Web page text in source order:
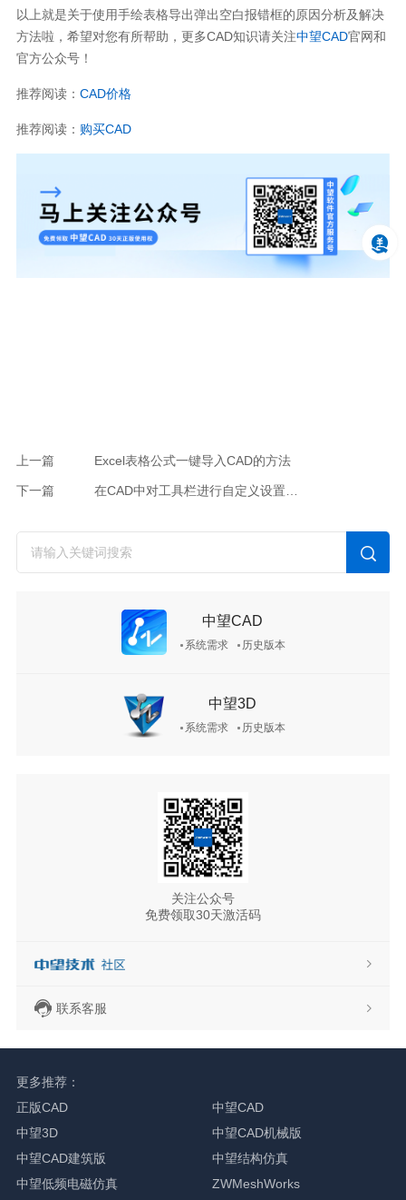
以上就是关于使用手绘表格导出弹出空白报错框的原因分析及解决
方法啦，希望对您有所帮助，更多CAD知识请关注中望CAD官网和
官方公众号！
推荐阅读： CAD价格
推荐阅读： 购买CAD
上一篇 Excel表格公式一键导入CAD的方法
下一篇 在CAD中对工具栏进行自定义设置的方法教程
中望CAD
系统需求 历史版本
中望3D
系统需求 历史版本
关注公众号
免费领取30天激活码
联系客服
更多推荐：
正版CAD
中望CAD
中望3D
中望CAD机械版
中望CAD建筑版
中望结构仿真
中望低频电磁仿真
ZWMeshWorks